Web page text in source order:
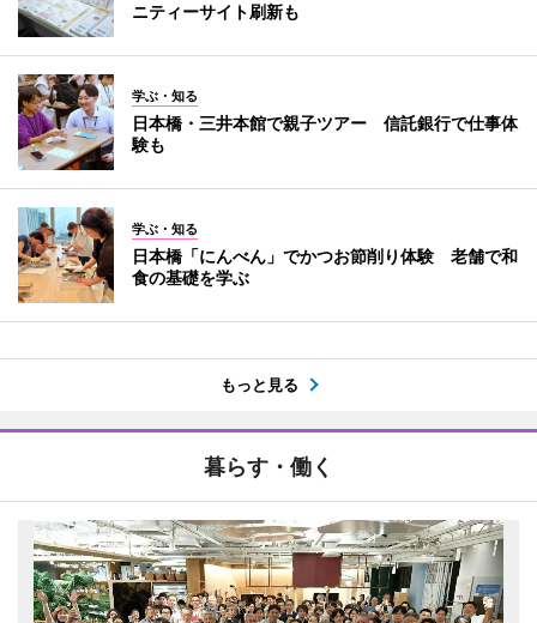
ニティーサイト刷新も
学ぶ・知る
日本橋・三井本館で親子ツアー 信託銀行で仕事体
験も
学ぶ・知る
日本橋「にんべん」でかつお節削り体験 老舗で和
食の基礎を学ぶ
もっと見る
暮らす・働く